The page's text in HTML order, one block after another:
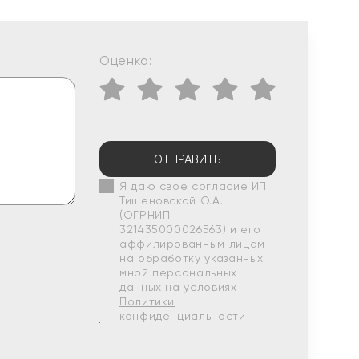
Оценка:
ОТПРАВИТЬ
Я даю свое согласие ИП
Тишеновской О.А.
(ОГРНИП
321435000026563) и его
аффилированным лицам
на обработку указанных
мной персональных
данных на условиях
Политики
конфиденциальности